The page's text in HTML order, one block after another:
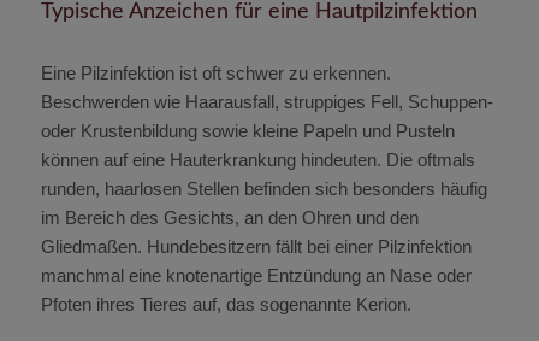
Typische Anzeichen für eine Hautpilzinfektion
Eine Pilzinfektion ist oft schwer zu erkennen.
Beschwerden wie Haarausfall, struppiges Fell, Schuppen-
oder Krustenbildung sowie kleine Papeln und Pusteln
können auf eine Hauterkrankung hindeuten. Die oftmals
runden, haarlosen Stellen befinden sich besonders häufig
im Bereich des Gesichts, an den Ohren und den
Gliedmaßen. Hundebesitzern fällt bei einer Pilzinfektion
manchmal eine knotenartige Entzündung an Nase oder
Pfoten ihres Tieres auf, das sogenannte Kerion.